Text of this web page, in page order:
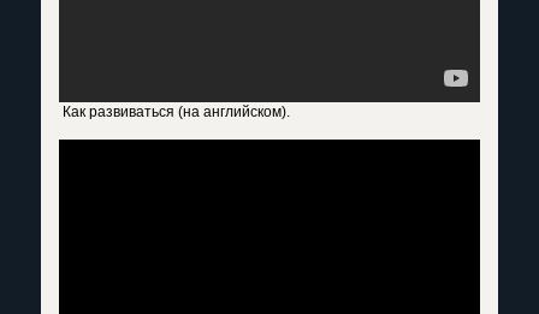
Как развиваться (на английском).